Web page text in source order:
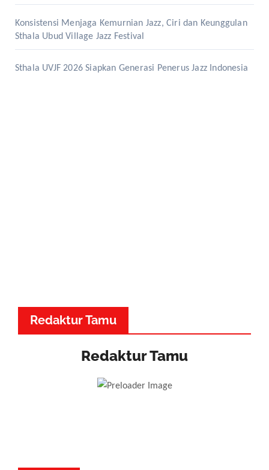
Konsistensi Menjaga Kemurnian Jazz, Ciri dan Keunggulan
Sthala Ubud Village Jazz Festival
Sthala UVJF 2026 Siapkan Generasi Penerus Jazz Indonesia
Redaktur Tamu
Redaktur Tamu